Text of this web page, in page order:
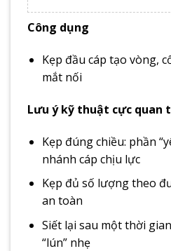
Công dụng
Kẹp đầu cáp tạo vòng,
mắt nối
Lưu ý kỹ thuật cực quan
Kẹp đúng chiều: phần
nhánh cáp chịu lực
Kẹp đủ số lượng theo
an toàn
Siết lại sau một thời
“lún” nhẹ